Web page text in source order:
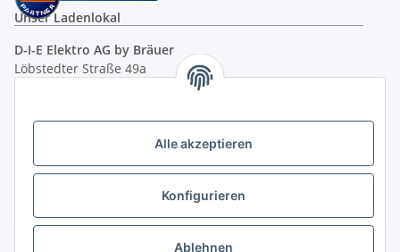
Alle akzeptieren
Konfigurieren
Ablehnen
Unser Ladenlokal
D-I-E Elektro AG by Bräuer
Löbstedter Straße 49a
( siehe Google-Maps )
Öffnungszeiten:
10.00 - 18.00 Uhr
Ladenpreis versus Internetpreis
Vertrag widerrufen